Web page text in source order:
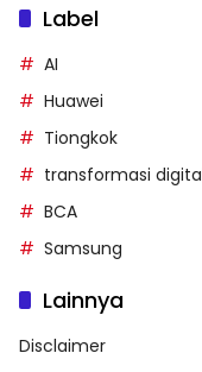
Label
AI
Huawei
Tiongkok
transformasi
BCA
Samsung
Lainnya
Disclaimer